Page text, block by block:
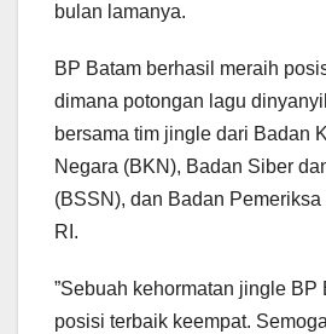
bulan lamanya.
BP Batam berhasil meraih
dimana potongan lagu
bersama tim jingle dari Badan
Negara (BKN), Badan Siber
(BSSN), dan Badan
RI.
”Sebuah kehormatan jingle BP
posisi terbaik keempat.